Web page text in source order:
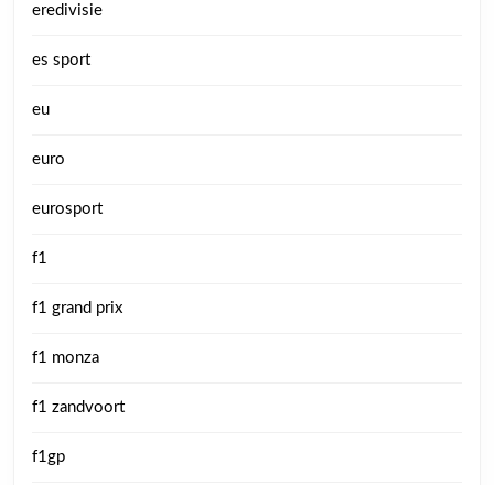
eredivisie
es sport
eu
euro
eurosport
f1
f1 grand prix
f1 monza
f1 zandvoort
f1gp